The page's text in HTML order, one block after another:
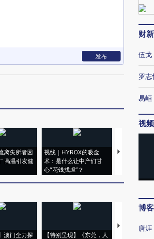
发布
离失所者困
高温引发健
视线｜HYROX的吸金
术：是什么让中产们甘
心“花钱找虐”？
马航飞行员跨
澳门全力探
【特别呈现】《东莞，人
【推广】走
财
伍戈
罗志
易峘
视频
博客
唐涯